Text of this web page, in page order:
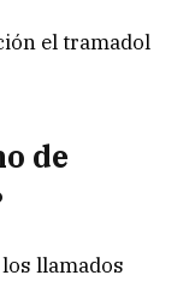
el tramadol
de
llamados